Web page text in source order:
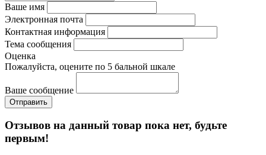
Ваше имя
Электронная почта
Контактная информация
Тема сообщения
Оценка
Пожалуйста, оцените по 5 бальной шкале
Ваше сообщение
Отзывов на данный товар пока нет, будьте
первым!